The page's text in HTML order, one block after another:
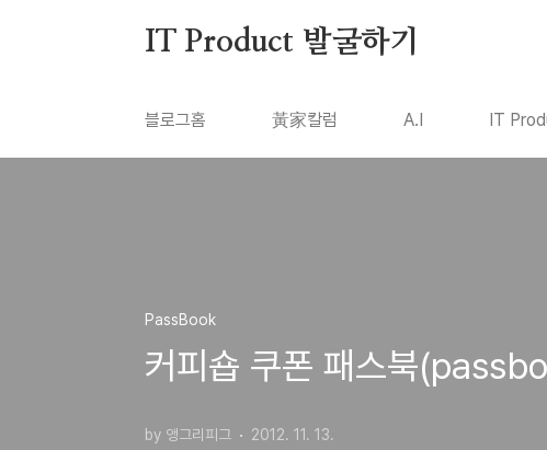
IT Product 발굴하기
블로그홈 黃家칼럼 A.I IT
PassBook
커피숍 쿠폰 패스북
by 앵그리피그 2012. 11. 13.